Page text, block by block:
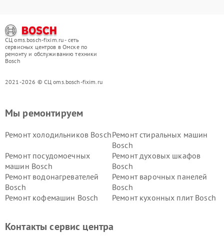
СЦ oms.bosch-fixim.ru - сеть
сервисных центров в Омске по
ремонту и обслуживанию техники
Bosch
2021-2026 © СЦ oms.bosch-fixim.ru
Мы ремонтируем
Ремонт холодильников BoschРемонт стиральных машин
Bosch
Ремонт посудомоечных
машин Bosch
Ремонт духовых шкафов
Bosch
Ремонт водонагревателей
Bosch
Ремонт варочных панелей
Bosch
Ремонт кофемашин Bosch
Ремонт кухонных плит Bosch
Ремонт сушильных автоматовРемонт морозильных камер
Контакты сервис центра